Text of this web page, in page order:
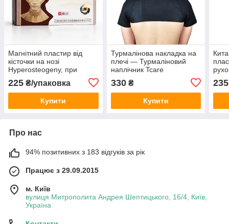
Магнітний пластир від
кісточки на нозі
Hyperosteogeny, при
225 ₴/упаковка
Купити
Турмалінова накладка на
плечі — Турмаліновий
наплічник Tcare
330₴
Купити
235
Про нас
94% позитивних з 183 відгуків за рік
Працює з 29.09.2015
м. Київ
вулиця Митрополита Андрея Шептицького, 16/4, Київ,
Україна